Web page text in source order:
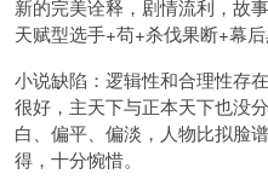
新的完美诠释，剧情流利，故
天赋型选手+苟+杀伐果断+幕后
小说缺陷：逻辑性和合理性存
很好，主天下与正本天下也没
白、偏平、偏淡，人物比拟脸
得，十分惋惜。